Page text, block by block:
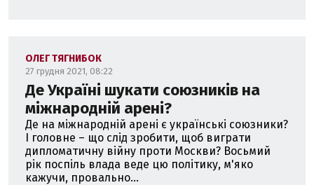
ОЛЕГ ТЯГНИБОК
27 грудня 2021, 08:22
Де Україні шукати союзників на
міжнародній арені?
Де на міжнародній арені є українські союзники?
І головне – що слід зробити, щоб виграти
дипломатичну війну проти Москви? Восьмий
рік поспіль влада веде цю політику, м'яко
кажучи, провально...